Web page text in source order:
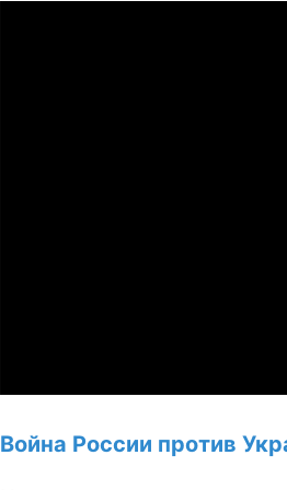
Война России против